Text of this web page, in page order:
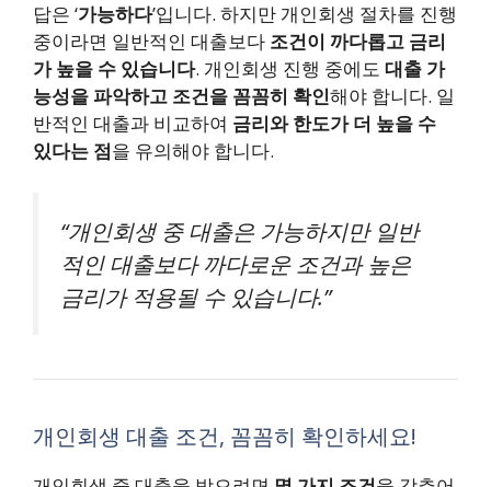
답은 ‘가능하다’입니다. 하지만 개인회생 절차를 진행
중이라면 일반적인 대출보다 조건이 까다롭고 금리
가 높을 수 있습니다. 개인회생 진행 중에도 대출 가
능성을 파악하고 조건을 꼼꼼히 확인해야 합니다. 일
반적인 대출과 비교하여 금리와 한도가 더 높을 수
있다는 점을 유의해야 합니다.
“개인회생 중 대출은 가능하지만 일반
적인 대출보다 까다로운 조건과 높은
금리가 적용될 수 있습니다.”
개인회생 대출 조건, 꼼꼼히 확인하세요!